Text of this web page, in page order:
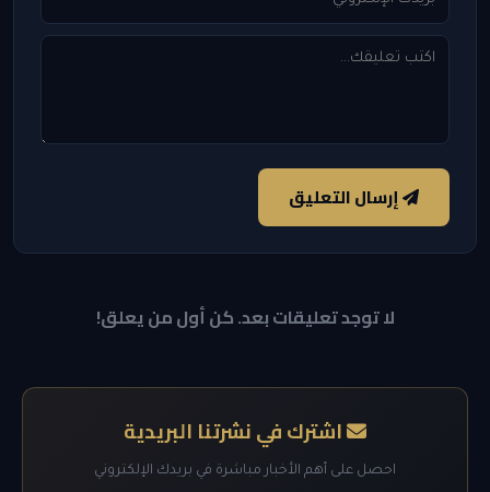
إرسال التعليق
لا توجد تعليقات بعد. كن أول من يعلق!
اشترك في نشرتنا البريدية
احصل على أهم الأخبار مباشرة في بريدك الإلكتروني